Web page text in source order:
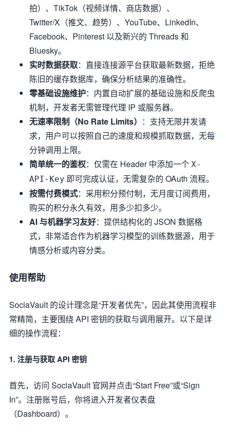
拍）、TikTok（视频详情、商店数据）、
Twitter/X（推文、趋势）、YouTube、LinkedIn、
Facebook、Pinterest 以及新兴的 Threads 和
Bluesky。
实时数据获取：直接连接源平台获取最新数据，拒绝
陈旧的缓存数据库，确保分析结果的准确性。
零基础设施维护：内置自动扩展的基础设施和反爬虫
机制，开发者无需管理代理 IP 或服务器。
无速率限制（No Rate Limits） ：支持无限并发请
求，用户可以按照自己的速度和规模抓取数据，无每
分钟调用上限。
简单统一的鉴权：仅需在 Header 中添加一个 X-
API-Key 即可完成认证，无需复杂的 OAuth 流程。
按需付费模式：采用积分预付制，无月度订阅费用，
购买的积分永久有效，用多少扣多少。
AI 与机器学习友好：提供结构化的 JSON 数据格
式，非常适合作为机器学习模型的训练数据源，用于
情感分析或内容分类。
使用帮助
SociaVault 的设计理念是“开发者优先”，因此其使用流程非
常精简，主要围绕 API 密钥的获取与调用展开。以下是详
细的操作流程：
1. 注册与获取 API 密钥
首先，访问 SociaVault 官网并点击“Start Free”或“Sign
In”。注册账号后，你将进入开发者仪表盘
（Dashboard）。